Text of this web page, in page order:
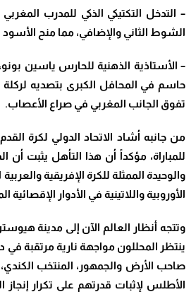
– التدخل التكتيكي الذكي للمدرب
الشوط الثاني والإضافي، مما منح الأسود
– الأستاذية الذهنية للحارس ياسين
حاسم في المحافل الكبرى بتصديه لركلة
تفوق الجانب المغربي في صراع الأعصاب.
من جانبه أشاد الاتحاد الدولي لكرة
للمباراة، مؤكداً أن هذا التأهل يثبت أن
والوحيدة الممثلة للكرة الإفريقية
الأوروبية واللاتينية في الأدوار الإقصائية
صاحب الأرض والجمهور، المنتخب
الأطلس لإثبات قدرتهم على تكرار إنجاز